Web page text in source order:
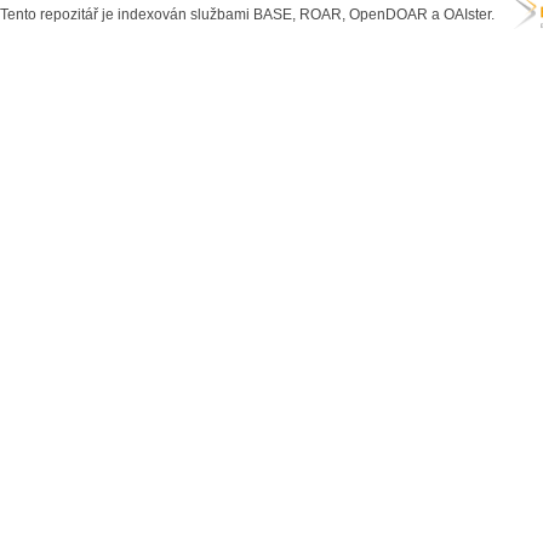
Tento repozitář je indexován službami BASE, ROAR, OpenDOAR a OAIster.